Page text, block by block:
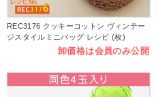
REC3176 クッキーコットン ヴィンテー
ジスタイルミニバッグ レシピ (枚)
卸価格は会員のみ公開